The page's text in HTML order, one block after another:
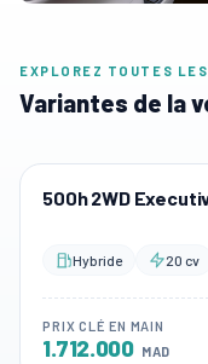
EXPLOREZ TOUTES
Variantes de la
500h 2WD
Hybride 20 cv
PRIX CLÉ EN MAIN
1.712.000 MAD